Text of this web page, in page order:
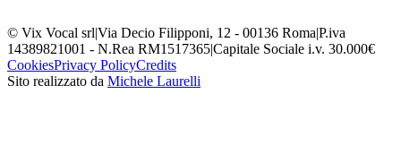
© Vix Vocal srl|Via Decio Filipponi, 12 - 00136 Roma|P.iva
14389821001 - N.Rea RM1517365|Capitale Sociale i.v. 30.000€
CookiesPrivacy PolicyCredits
Sito realizzato da Michele Laurelli